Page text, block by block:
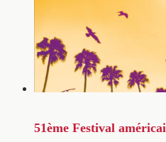
51ème Festival